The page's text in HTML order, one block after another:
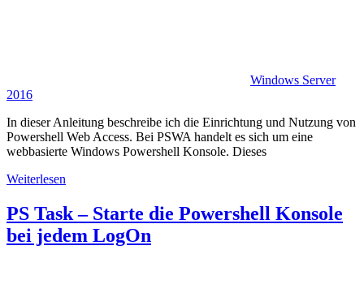
Windows Server
2016
In dieser Anleitung beschreibe ich die Einrichtung und Nutzung von
Powershell Web Access. Bei PSWA handelt es sich um eine
webbasierte Windows Powershell Konsole. Dieses
Weiterlesen
PS Task – Starte die Powershell Konsole
bei jedem LogOn